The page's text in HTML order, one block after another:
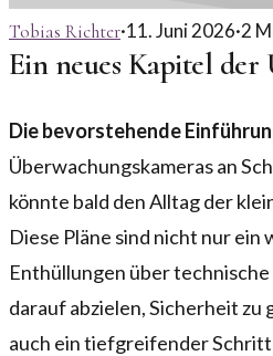
Tobias Richter·11. Juni 2026·2
Ein neues Kapitel der
Die bevorstehende
Überwachungskameras an
könnte bald den Alltag der
Diese Pläne sind nicht nur
Enthüllungen über
darauf abzielen, Sicherheit zu
auch ein tiefgreifender